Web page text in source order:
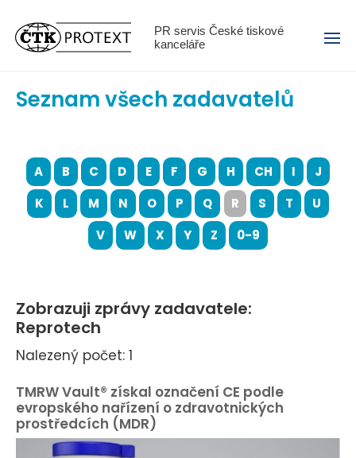
PR servis České tiskové
kanceláře
Menu
Seznam všech zadavatelů
A B C D E F G H CH I
J
K
L M N O P Q R S T
U
V
W X Y Z 0-9
Zobrazuji zprávy zadavatele:
Reprotech
Nalezený počet: 1
TMRW Vault® získal označení CE podle
evropského nařízení o zdravotnických
prostředcích (MDR)